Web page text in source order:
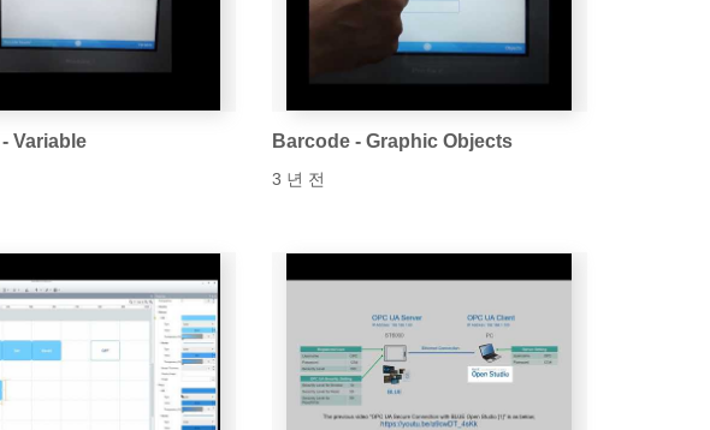
Variable Barcode - Graphic Objects
3 년 전